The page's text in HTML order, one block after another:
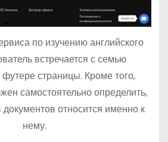
по изучению английского
встречается с семью
страницы. Кроме того,
самостоятельно определить,
документов относится именно к
нему.